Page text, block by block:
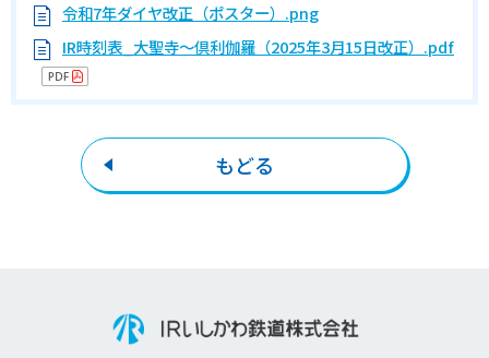
令和7年ダイヤ改正（ポスター）.png
IR時刻表_大聖寺～倶利伽羅（2025年3月15日改正）.pdf
もどる